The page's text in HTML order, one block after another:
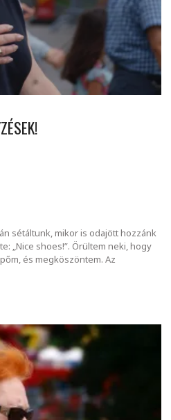
sétáltunk, mikor is odajött hozzánk
„Nice shoes!”. Örültem neki, hogy
és megköszöntem. Az